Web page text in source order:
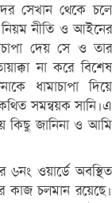
সেখান থেকে চলে
নিয়ম নীতি ও আইনের
দেয় সে ও তার
না করে বিশেষ
ধামাচাপা দিয়ে
সমন্বয়ক সানি।এ
কিছু জানিনা ও আমি
৬নং ওয়ার্ডে অবস্থিত
কাজ চলমান রয়েছে।